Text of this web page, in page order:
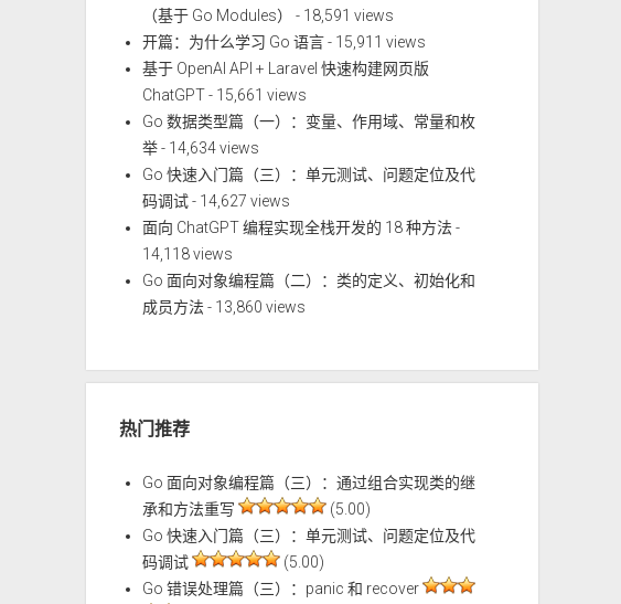
（基于 Go Modules）
- 18,591 views
开篇：为什么学习 Go 语言- 15,911 views
基于 OpenAI API + Laravel 快速构建网页版
ChatGPT- 15,661 views
Go 数据类型篇（一）：变量、作用域、常量和枚
举- 14,634 views
Go 快速入门篇（三）：单元测试、问题定位及代
码调试- 14,627 views
面向 ChatGPT 编程实现全栈开发的 18 种方法-
14,118 views
Go 面向对象编程篇（二）：类的定义、初始化和
成员方法- 13,860 views
热门推荐
Go 面向对象编程篇（三）：通过组合实现类的继
承和方法重写
(5.00)
Go 快速入门篇（三）：单元测试、问题定位及代
码调试
(5.00)
Go 错误处理篇（三）：panic 和 recover